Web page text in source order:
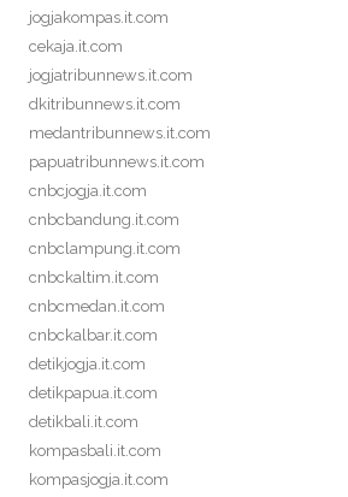
jogjakompas.it.com
cekaja.it.com
jogjatribunnews.it.com
dkitribunnews.it.com
medantribunnews.it.com
papuatribunnews.it.com
cnbcjogja.it.com
cnbcbandung.it.com
cnbclampung.it.com
cnbckaltim.it.com
cnbcmedan.it.com
cnbckalbar.it.com
detikjogja.it.com
detikpapua.it.com
detikbali.it.com
kompasbali.it.com
kompasjogja.it.com